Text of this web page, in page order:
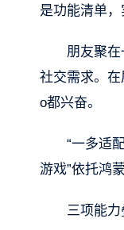
是功能清单
朋友聚
社交需求。
o都兴奋。
“一多适
游戏”依托鸿
三项能